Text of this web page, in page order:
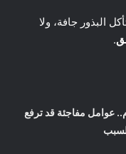
البذور جافة، ولا
.
عوامل مفاجئة قد ترفع